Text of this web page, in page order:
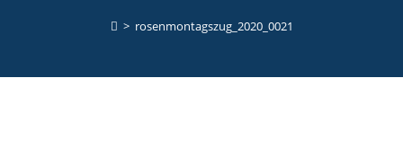
> rosenmontagszug_2020_0021